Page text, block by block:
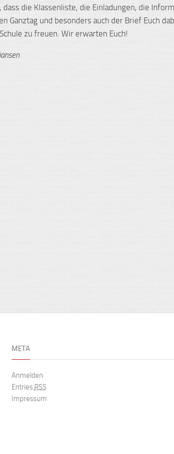
die Klassenliste, die Einladungen, die
Ganztag und besonders auch der Brief Euch
zu freuen. Wir erwarten Euch!
META
Anmelden
Entries RSS
Impressum